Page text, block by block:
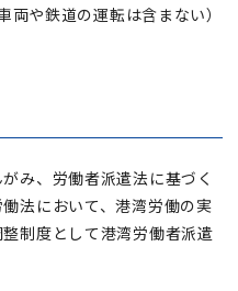
両や鉄道の運転は含まない）
み、労働者派遣法に基づく
法において、港湾労働の実
制度として港湾労働者派遣